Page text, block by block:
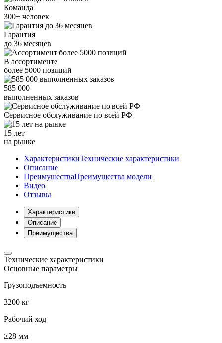
Команда
300+ человек
Гарантия
до 36 месяцев
В ассортименте
более 5000 позиций
585 000
выполненных заказов
Сервисное обслуживание по всей РФ
15 лет
на рынке
ХарактеристикиТехнические характеристики
Описание
ПреимуществаПреимущества модели
Видео
Отзывы
Характеристики
Описание
Преимущества
Технические характеристики
Основные параметры
Грузоподъемность
3200 кг
Рабочий ход
≥28 мм